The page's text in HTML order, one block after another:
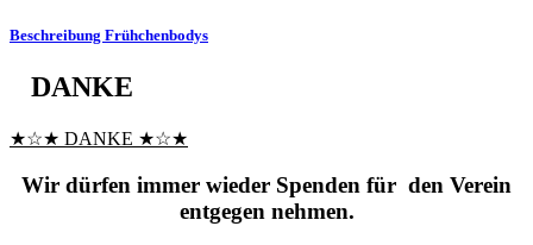
Beschreibung Frühchenbodys
DANKE
★☆★ DANKE ★☆★
Wir dürfen immer wieder Spenden für den Verein
entgegen nehmen.